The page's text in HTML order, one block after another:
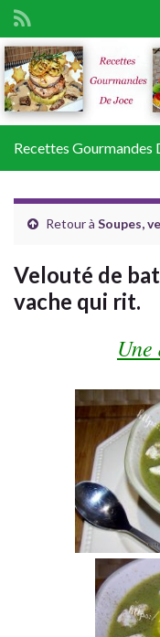
Search
Recettes Gourmandes
Retour à Soupes,
Velouté de
vache qui rit.
Une